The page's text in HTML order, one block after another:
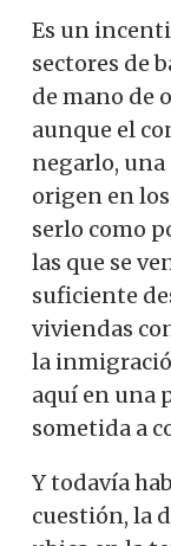
Es un
sectores de
de mano de
aunque el
negarlo,
origen en
serlo como
las que se
suficiente
viviendas
la
aquí en una
sometida a
Y todavía
cuestión, la